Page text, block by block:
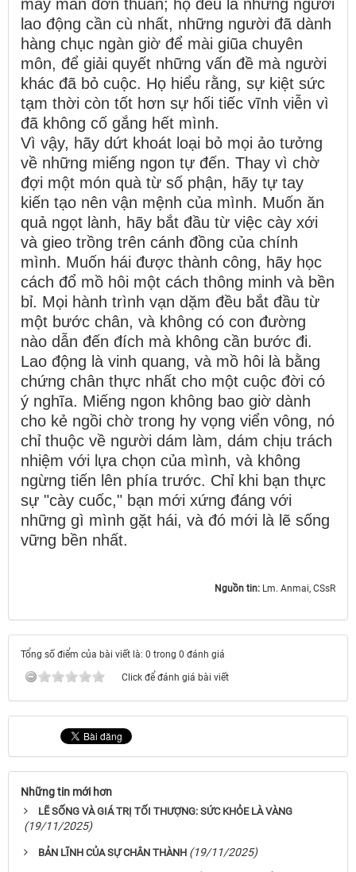
may mắn đơn thuần; họ đều là những người
lao động cần cù nhất, những người đã dành
hàng chục ngàn giờ để mài giũa chuyên
môn, để giải quyết những vấn đề mà người
khác đã bỏ cuộc. Họ hiểu rằng, sự kiệt sức
tạm thời còn tốt hơn sự hối tiếc vĩnh viễn vì
đã không cố gắng hết mình.
Vì vậy, hãy dứt khoát loại bỏ mọi ảo tưởng
về những miếng ngon tự đến. Thay vì chờ
đợi một món quà từ số phận, hãy tự tay
kiến tạo nên vận mệnh của mình. Muốn ăn
quả ngọt lành, hãy bắt đầu từ việc cày xới
và gieo trồng trên cánh đồng của chính
mình. Muốn hái được thành công, hãy học
cách đổ mồ hôi một cách thông minh và bền
bỉ. Mọi hành trình vạn dặm đều bắt đầu từ
một bước chân, và không có con đường
nào dẫn đến đích mà không cần bước đi.
Lao động là vinh quang, và mồ hôi là bằng
chứng chân thực nhất cho một cuộc đời có
ý nghĩa. Miếng ngon không bao giờ dành
cho kẻ ngồi chờ trong hy vọng viển vông, nó
chỉ thuộc về người dám làm, dám chịu trách
nhiệm với lựa chọn của mình, và không
ngừng tiến lên phía trước. Chỉ khi bạn thực
sự "cày cuốc," bạn mới xứng đáng với
những gì mình gặt hái, và đó mới là lẽ sống
vững bền nhất.
Nguồn tin: Lm. Anmai, CSsR
Tổng số điểm của bài viết là: 0 trong 0 đánh giá
Click để đánh giá bài viết
Những tin mới hơn
LẼ SỐNG VÀ GIÁ TRỊ TỐI THƯỢNG: SỨC KHỎE LÀ VÀNG
(19/11/2025)
BẢN LĨNH CỦA SỰ CHÂN THÀNH (19/11/2025)